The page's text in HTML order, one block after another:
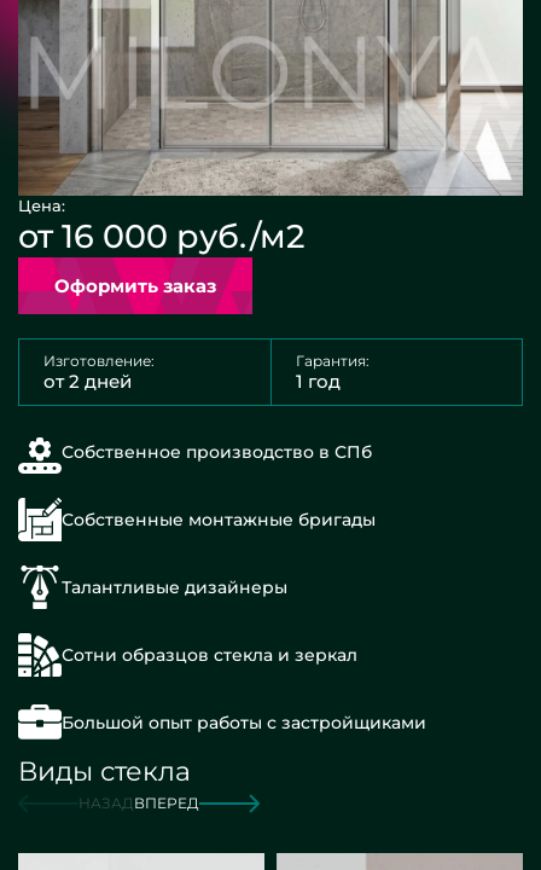
Цена:
от 16 000 руб./м2
Оформить заказ
Изготовление:
от 2 дней
Гарантия:
1 год
Собственное производство в СПб
Собственные монтажные бригады
Талантливые дизайнеры
Сотни образцов стекла и зеркал
Большой опыт работы с застройщиками
Виды стекла
НАЗАДВПЕРЕД